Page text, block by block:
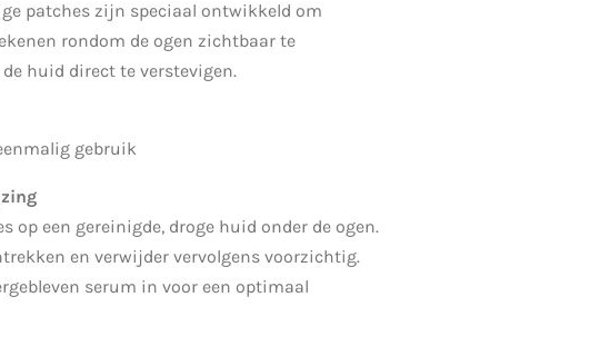
patches zijn speciaal ontwikkeld om
rondom de ogen zichtbaar te
huid direct te verstevigen.
gebruik
op een gereinigde, droge huid onder de ogen.
en verwijder vervolgens voorzichtig.
serum in voor een optimaal